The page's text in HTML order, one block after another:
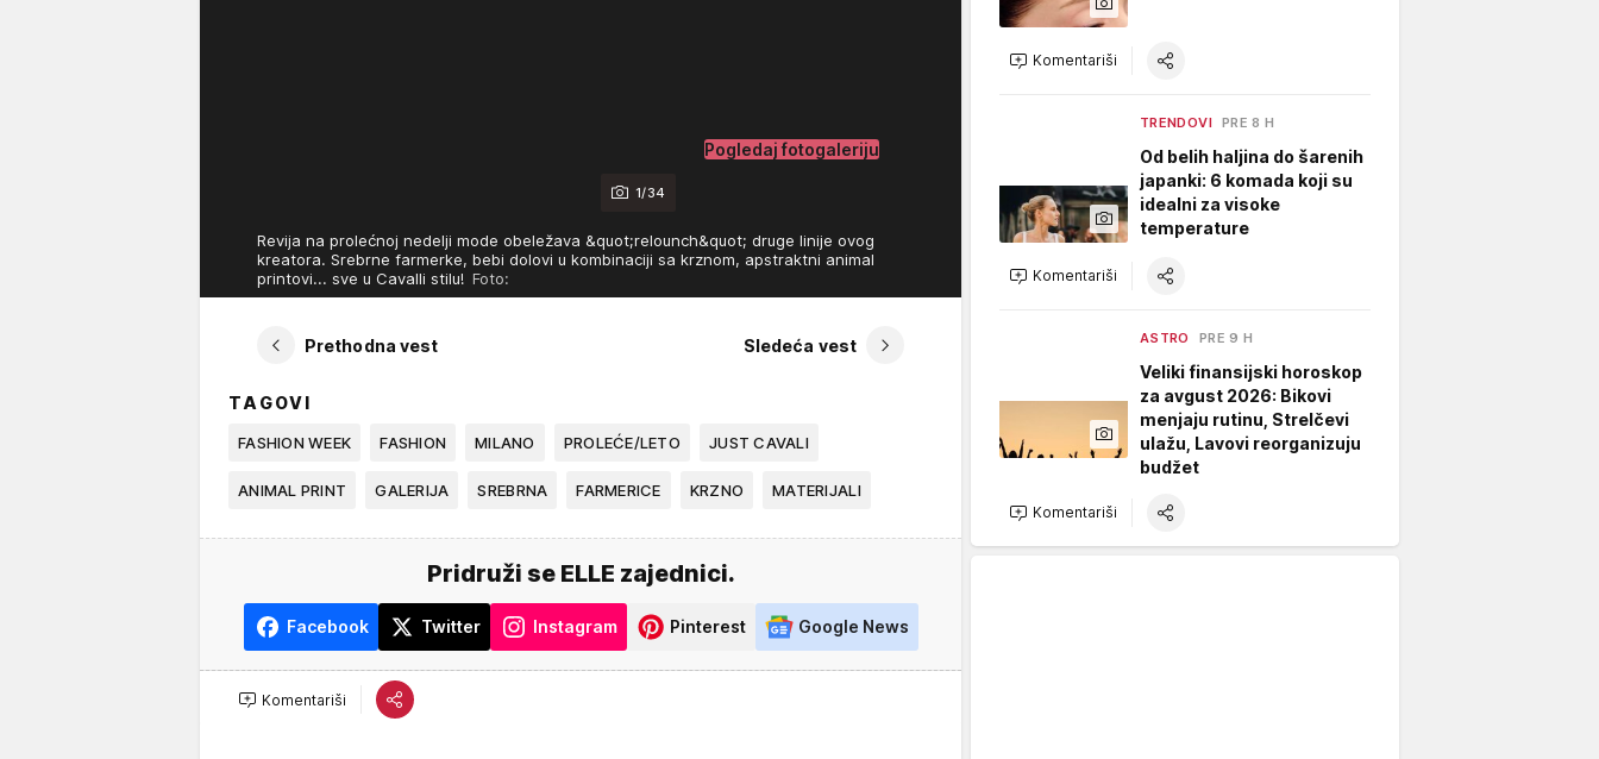
1/34
Pogledaj fotogaleriju
Revija na prolećnoj nedelji mode obeležava &quot;relounch&quot; druge linije ovog
kreatora. Srebrne farmerke, bebi dolovi u kombinaciji sa krznom, apstraktni animal
printovi... sve u Cavalli stilu! Foto:
Prethodna vest Sledeća vest
TAGOVI
FASHION WEEK FASHION MILANO PROLEĆE/LETO JUST CAVALI
ANIMAL PRINT GALERIJA SREBRNA FARMERICE KRZNO MATERIJALI
Pridruži se ELLE zajednici.
Facebook Twitter Instagram Pinterest Google News
Komentariši
Komentariši
TRENDOVI PRE 8 H
Od belih haljina do šarenih
japanki: 6 komada koji su
idealni za visoke
temperature
Komentariši
ASTRO PRE 9 H
Veliki finansijski horoskop
za avgust 2026: Bikovi
menjaju rutinu, Strelčevi
ulažu, Lavovi reorganizuju
budžet
Komentariši